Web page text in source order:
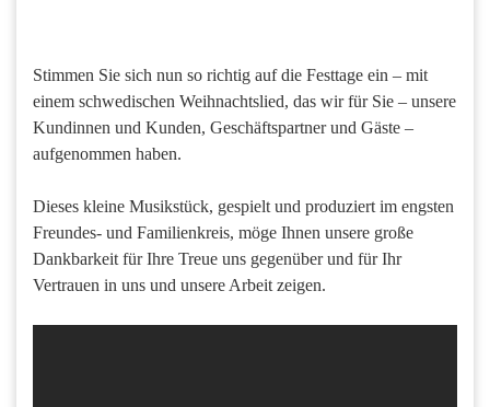
Stimmen Sie sich nun so richtig auf die Festtage ein – mit
einem schwedischen Weihnachtslied, das wir für Sie – unsere
Kundinnen und Kunden, Geschäftspartner und Gäste –
aufgenommen haben.
Dieses kleine Musikstück, gespielt und produziert im engsten
Freundes- und Familienkreis, möge Ihnen unsere große
Dankbarkeit für Ihre Treue uns gegenüber und für Ihr
Vertrauen in uns und unsere Arbeit zeigen.